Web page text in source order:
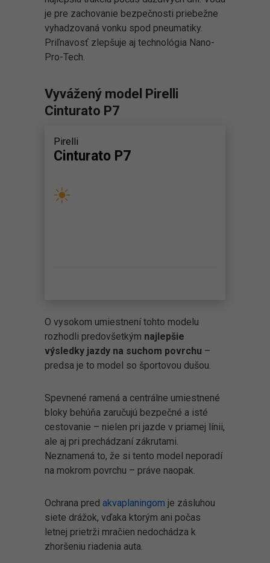
je pre zachovanie bezpečnosti priebežne
vyhadzovaná vonku spod pneumatiky.
Priľnavosť zlepšuje aj technológia Nano-
Pro-Tech.
Vyvážený model Pirelli
Cinturato P7
Pirelli
Cinturato P7
O vysokom umiestnení tohto modelu
rozhodli predovšetkým najlepšie
výsledky jazdy na suchom povrchu –
predsa je to model so športovou dušou.
Spevnené ramená a centrálne umiestnené
bloky behúňa zaručujú bezpečné a isté
cestovanie – nielen pri jazde v priamej línii,
ale aj pri prechádzaní zákrutami.
Neznamená to, že si tento model neporadí
na mokrom povrchu – práve naopak.
Ochrana pred akvaplaningom je zásluhou
siete drážok, vďaka ktorým ani počas
letnej prietrži mračien nedochádza k
zhoršeniu riadenia auta.